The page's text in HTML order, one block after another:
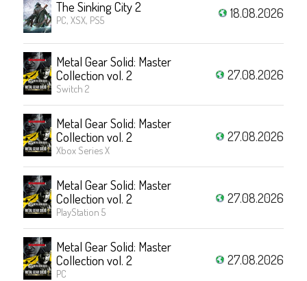
The Sinking City 2
PC, XSX, PS5 18.08.2026
Metal Gear Solid: Master
Collection vol. 2
Switch 2
27.08.2026
Metal Gear Solid: Master
Collection vol. 2
Xbox Series X
27.08.2026
Metal Gear Solid: Master
Collection vol. 2
PlayStation 5
27.08.2026
Metal Gear Solid: Master
Collection vol. 2
PC
27.08.2026